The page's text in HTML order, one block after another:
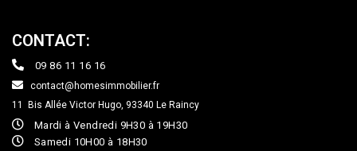
CONTACT:
09 86 11 16 16
contact@homesimmobilier.fr
11 Bis Allée Victor Hugo, 93340 Le Raincy
Mardi à Vendredi 9H30 à 19H30
Samedi 10H00 à 18H30